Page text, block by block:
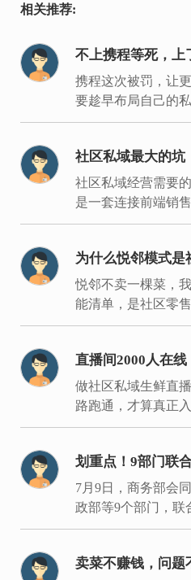
相关推荐:
不上携程等死，上
携程这次被罚，让
要趁早布局自己的
手里，才能建立经
社区私域最大的坑
的生意
社区私域经营需要
是一套连接前端销
约体系。
为什么悦邻模式是
悦邻不卖一棵菜，
能清单，是社区零
直播间2000人在
局同城生鲜要过的
做社区私域生鲜直
路跑通，才算真正入
划重点！9部门联
在哪里？
7月9日，商务部会
政部等9个部门，联
创新发展的意见》。
卖菜不赚钱，问题